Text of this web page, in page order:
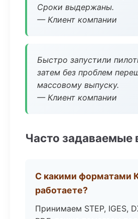
Сроки выдержаны.
— Клиент компании
Быстро запустили
затем без проблем
массовому выпуску.
— Клиент компании
Часто задаваемые
С какими форматами
работаете?
Принимаем STEP, IGES,